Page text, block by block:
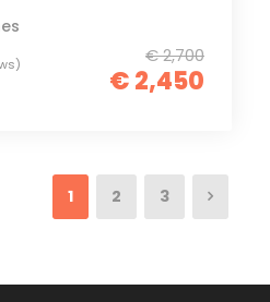
€ 2,700
€ 2,450
1 2 3